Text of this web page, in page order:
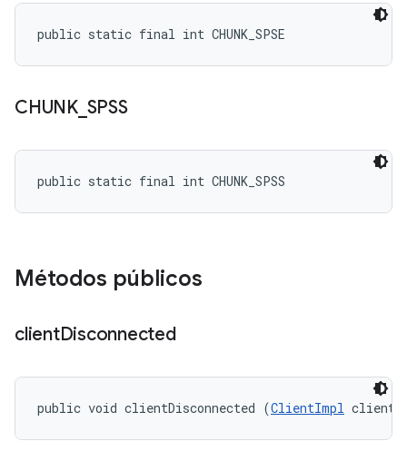
public static final int CHUNK_SPSE
CHUNK_ SPSS
public static final int CHUNK_SPSS
Métodos públicos
clientDisconnected
public void clientDisconnected (ClientImpl client)